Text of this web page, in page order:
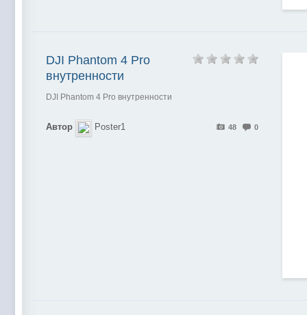
DJI Phantom 4 Pro
внутренности
DJI Phantom 4 Pro внутренности
48 0
Автор Poster1